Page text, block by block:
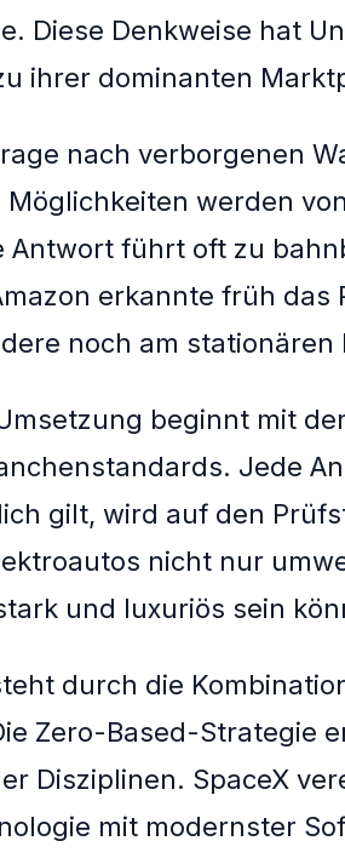
Diese Denkweise hat
ihrer dominanten
nach verborgenen
werden
Antwort führt oft zu
erkannte früh das
noch am
beginnt mit
Jede
gilt, wird auf den
nicht nur
und luxuriös sein
durch die
Zero-Based-Strategie
Disziplinen. SpaceX
mit modernster